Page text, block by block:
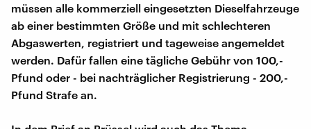
müssen alle kommerziell eingesetzten Dieselfahrzeuge
ab einer bestimmten Größe und mit schlechteren
Abgaswerten, registriert und tageweise angemeldet
werden. Dafür fallen eine tägliche Gebühr von 100,-
Pfund oder - bei nachträglicher Registrierung - 200,-
Pfund Strafe an.